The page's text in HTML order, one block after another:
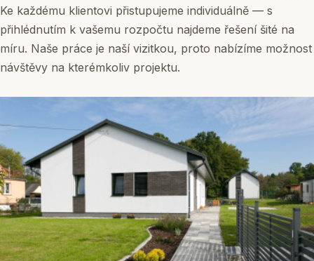
Ke každému klientovi přistupujeme individuálně — s
přihlédnutím k vašemu rozpočtu najdeme řešení šité na
míru. Naše práce je naší vizitkou, proto nabízíme možnost
návštěvy na kterémkoliv projektu.